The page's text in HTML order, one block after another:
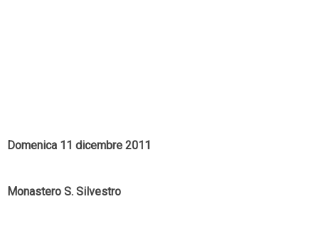
Domenica 11 dicembre 2011
Monastero S. Silvestro